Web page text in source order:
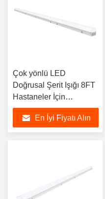
Çok yönlü LED
Doğrusal Şerit Işığı 8FT
Hastaneler İçin
Düzenlenebilir Işık
AyarlarıEn İyi Fiyatı Alın